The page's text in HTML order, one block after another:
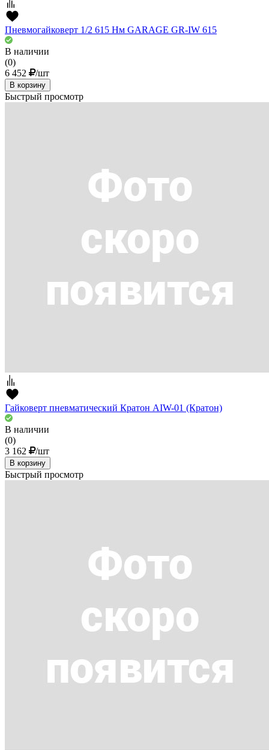
Пневмогайковерт 1/2 615 Нм GARAGE GR-IW 615
В наличии
(0)
6 452
/шт
В корзину
Быстрый просмотр
Гайковерт пневматический Кратон AIW-01 (Кратон)
В наличии
(0)
3 162
/шт
В корзину
Быстрый просмотр